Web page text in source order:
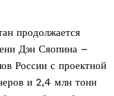
продолжается
Дэн Сяопина –
России с проектной
и 2,4 млн тонн